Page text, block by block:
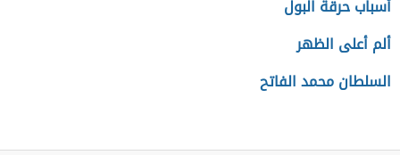
أسباب حرقة البول
ألم أعلى الظهر
السلطان محمد الفاتح